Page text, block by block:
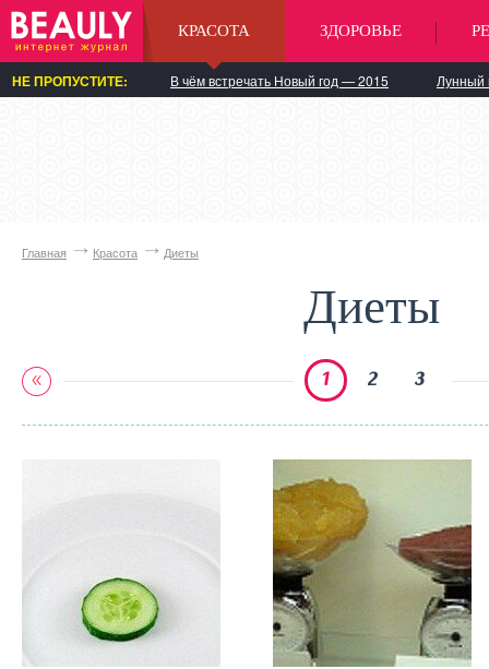
КРАСОТА ЗДОРОВЬЕ
НЕ ПРОПУСТИТЕ: В чём встречать Новый год — 2015 Лунный
Главная Красота Диеты
Диеты
1 2 3